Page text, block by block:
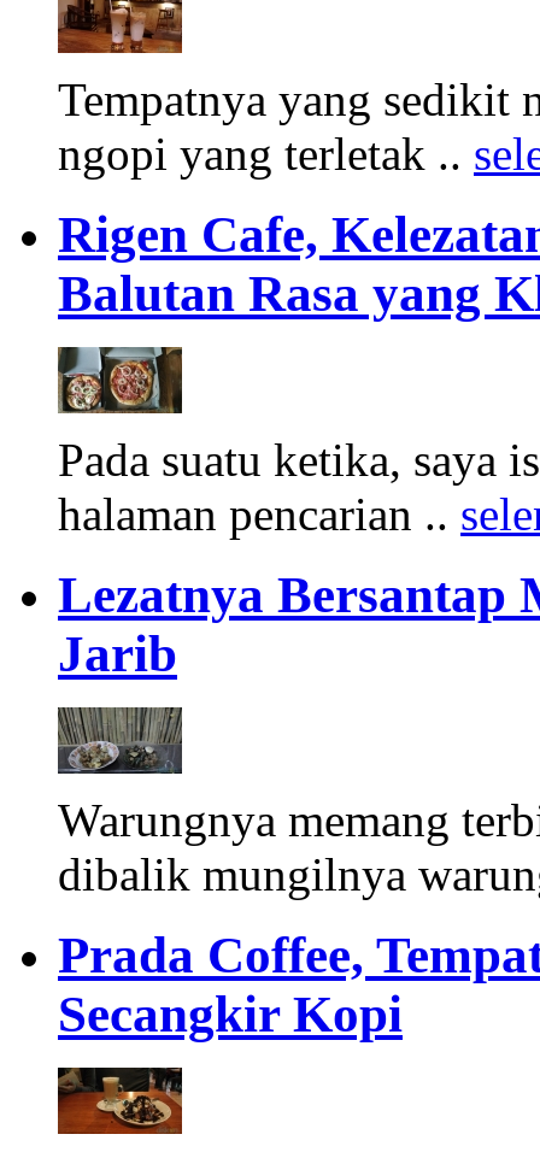
Tempatnya yang sedikit
ngopi yang terletak ..
Rigen Cafe,
Balutan Rasa yang
Pada suatu ketika, saya
halaman pencarian ..
Lezatnya Bersantap
Jarib
Warungnya memang
dibalik mungilnya
Prada Coffee,
Secangkir Kopi